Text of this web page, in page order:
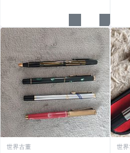
世界古董 世